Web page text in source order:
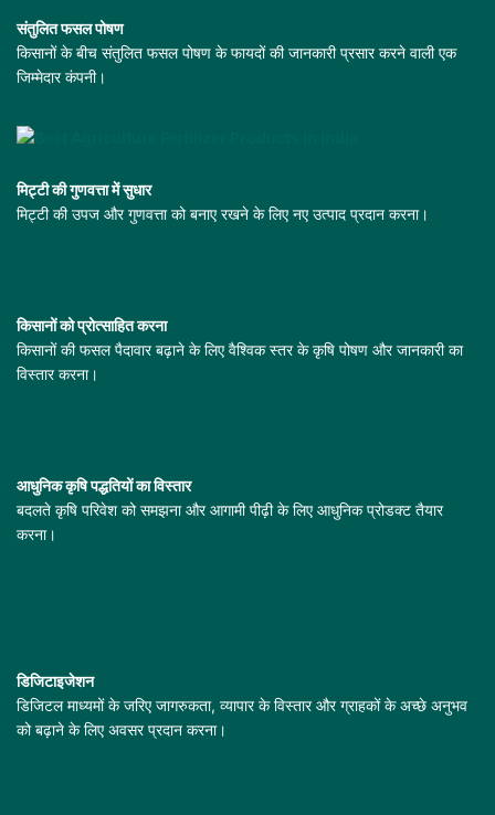
संतुलित फसल पोषण
किसानों के बीच संतुलित फसल पोषण के फायदों की जानकारी प्रसार करने वाली एक
जिम्मेदार कंपनी।
मिट्टी की गुणवत्ता में सुधार
मिट्टी की उपज और गुणवत्ता को बनाए रखने के लिए नए उत्पाद प्रदान करना।
किसानों को प्रोत्साहित करना
किसानों की फसल पैदावार बढ़ाने के लिए वैश्विक स्तर के कृषि पोषण और जानकारी का
विस्तार करना।
आधुनिक कृषि पद्धतियों का विस्तार
बदलते कृषि परिवेश को समझना और आगामी पीढ़ी के लिए आधुनिक प्रोडक्ट तैयार
करना।
डिजिटाइजेशन
डिजिटल माध्यमों के जरिए जागरुकता, व्यापार के विस्तार और ग्राहकों के अच्छे अनुभव
को बढ़ाने के लिए अवसर प्रदान करना।